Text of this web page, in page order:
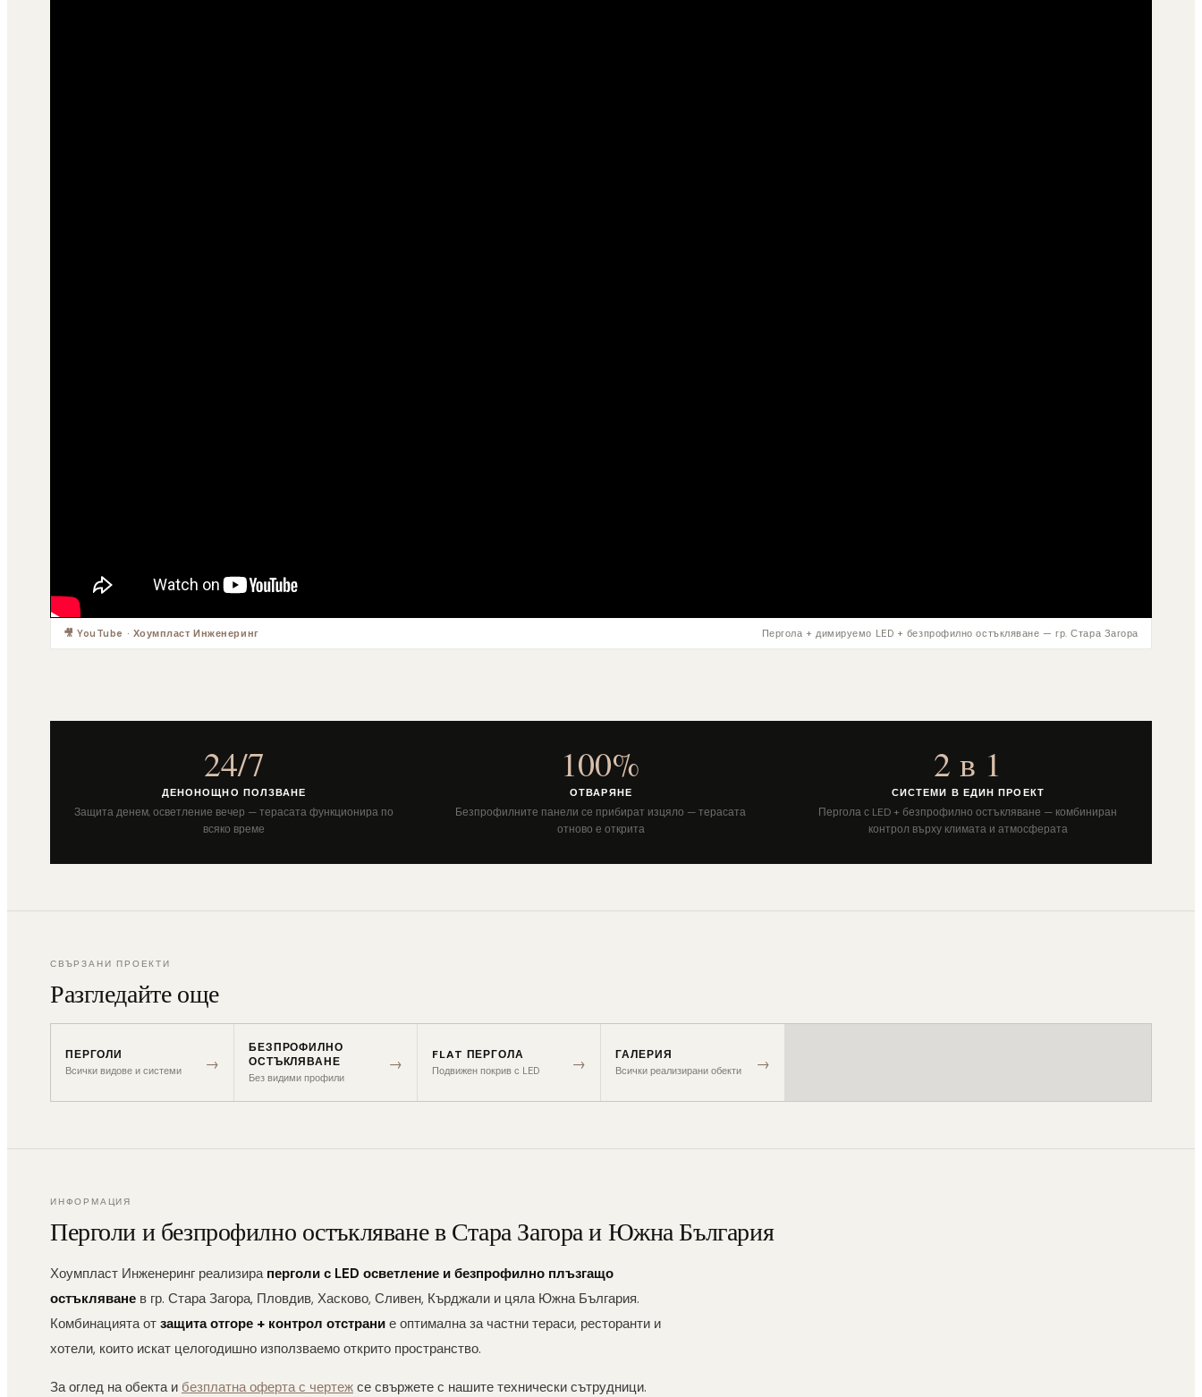
🎥 YouTube · Хоумпласт Инженеринг Пергола + димируемо LED + безпрофилно остъкляване — гр. Стара Загора
24/7
ДЕНОНОЩНО ПОЛЗВАНЕ
Защита денем, осветление вечер — терасата функционира по
всяко време
100%
ОТВАРЯНЕ
Безпрофилните панели се прибират изцяло — терасата
отново е открита
2 в 1
СИСТЕМИ В ЕДИН ПРОЕКТ
Пергола с LED + безпрофилно остъкляване — комбиниран
контрол върху климата и атмосферата
СВЪРЗАНИ ПРОЕКТИ
Разгледайте още
ПЕРГОЛИ
Всички видове и системи →
БЕЗПРОФИЛНО
ОСТЪКЛЯВАНЕ
Без видими профили
→ FLAT ПЕРГОЛА
Подвижен покрив с LED → ГАЛЕРИЯ
Всички реализирани обекти →
ИНФОРМАЦИЯ
Перголи и безпрофилно остъкляване в Стара Загора и Южна България
Хоумпласт Инженеринг реализира перголи с LED осветление и безпрофилно плъзгащо
остъкляване в гр. Стара Загора, Пловдив, Хасково, Сливен, Кърджали и цяла Южна България.
Комбинацията от защита отгоре + контрол отстрани е оптимална за частни тераси, ресторанти и
хотели, които искат целогодишно използваемо открито пространство.
За оглед на обекта и безплатна оферта с чертеж се свържете с нашите технически сътрудници.